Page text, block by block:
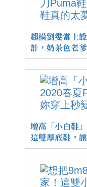
超模劉雯當上
計，奶茶色老
增高「小白鞋
這雙厚底鞋，